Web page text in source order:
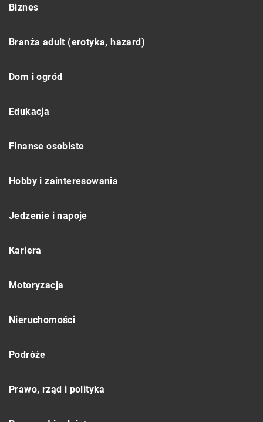
Biznes
Branża adult (erotyka, hazard)
Dom i ogród
Edukacja
Finanse osobiste
Hobby i zainteresowania
Jedzenie i napoje
Kariera
Motoryzacja
Nieruchomości
Podróże
Prawo, rząd i polityka